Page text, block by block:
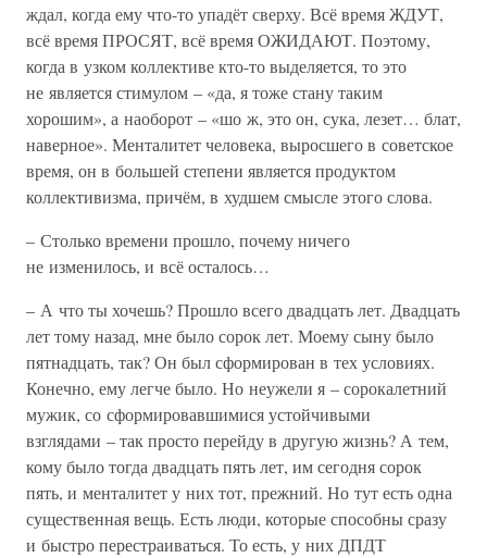
ждал, когда ему что-то упадёт сверху. Всё время ЖДУТ,
всё время ПРОСЯТ, всё время ОЖИДАЮТ. Поэтому,
когда в узком коллективе кто-то выделяется, то это
не является стимулом – «да, я тоже стану таким
хорошим», а наоборот – «шо ж, это он, сука, лезет… блат,
наверное». Менталитет человека, выросшего в советское
время, он в большей степени является продуктом
коллективизма, причём, в худшем смысле этого слова.
– Столько времени прошло, почему ничего
не изменилось, и всё осталось…
– А что ты хочешь? Прошло всего двадцать лет. Двадцать
лет тому назад, мне было сорок лет. Моему сыну было
пятнадцать, так? Он был сформирован в тех условиях.
Конечно, ему легче было. Но неужели я – сорокалетний
мужик, со сформировавшимися устойчивыми
взглядами – так просто перейду в другую жизнь? А тем,
кому было тогда двадцать пять лет, им сегодня сорок
пять, и менталитет у них тот, прежний. Но тут есть одна
существенная вещь. Есть люди, которые способны сразу
и быстро перестраиваться. То есть, у них ДПДТ